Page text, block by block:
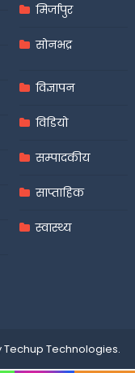
मिर्जापुर
सोनभद्र
विज्ञापन
विडियो
सम्पादकीय
साप्ताहिक
स्वास्थ्य
Techup Technologies.